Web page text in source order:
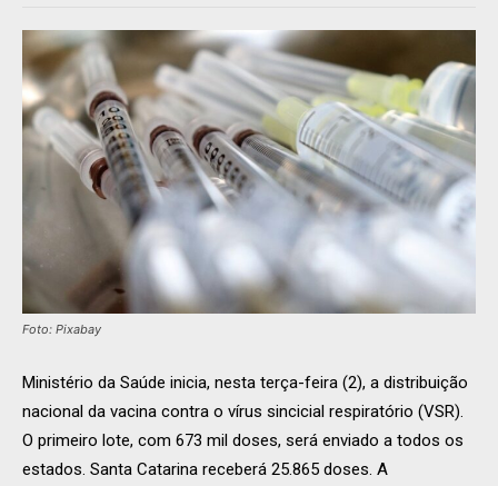
Foto: Pixabay
Ministério da Saúde inicia, nesta terça-feira (2), a distribuição
nacional da vacina contra o vírus sincicial respiratório (VSR).
O primeiro lote, com 673 mil doses, será enviado a todos os
estados. Santa Catarina receberá 25.865 doses. A